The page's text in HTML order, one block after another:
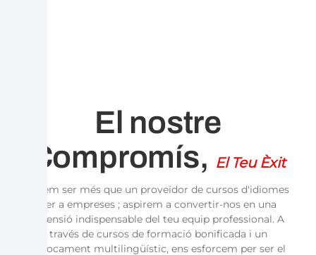
El nostre
Compromís, El Teu Èxit
Volem ser més que un proveïdor de cursos d'idiomes
per a empreses ; aspirem a convertir-nos en una
extensió indispensable del teu equip professional. A
través de cursos de formació bonificada i un
enfocament multilingüístic, ens esforcem per ser el